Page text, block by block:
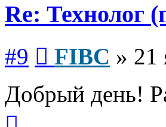
Re: Технолог
#9 FIBC » 21
Добрый день!